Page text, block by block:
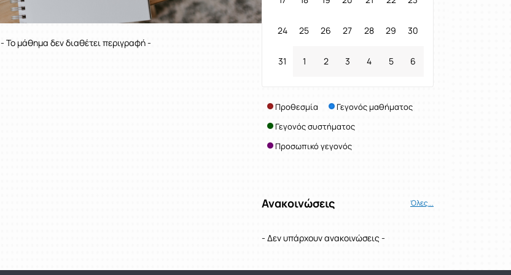
- Το μάθημα δεν διαθέτει περιγραφή -
24 25 26 27 28 29 30
31 1 2 3 4 5 6
Προθεσμία
Γεγονός μαθήματος
Γεγονός συστήματος
Προσωπικό γεγονός
Ανακοινώσεις Όλες...
- Δεν υπάρχουν ανακοινώσεις -